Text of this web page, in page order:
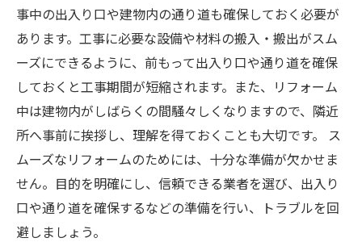
事中の出入り口や建物内の通り道も確保しておく必要が
あります。工事に必要な設備や材料の搬入・搬出がスム
ーズにできるように、前もって出入り口や通り道を確保
しておくと工事期間が短縮されます。また、リフォーム
中は建物内がしばらくの間騒々しくなりますので、隣近
所へ事前に挨拶し、理解を得ておくことも大切です。 ス
ムーズなリフォームのためには、十分な準備が欠かせま
せん。目的を明確にし、信頼できる業者を選び、出入り
口や通り道を確保するなどの準備を行い、トラブルを回
避しましょう。